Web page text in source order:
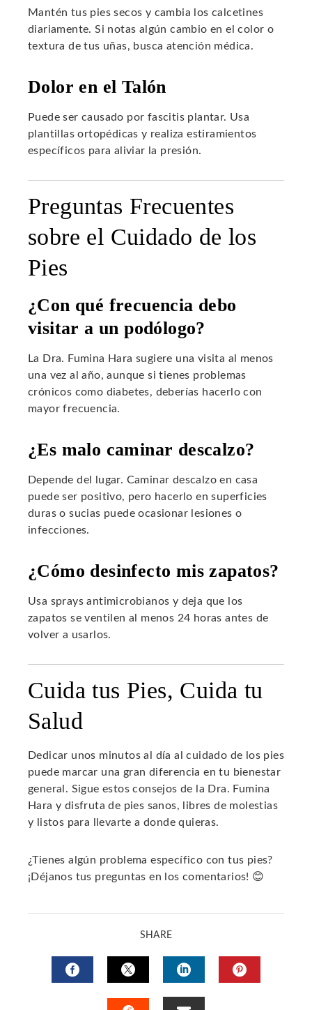
Mantén tus pies secos y cambia los calcetines
diariamente. Si notas algún cambio en el color o
textura de tus uñas, busca atención médica.
Dolor en el Talón
Puede ser causado por fascitis plantar. Usa
plantillas ortopédicas y realiza estiramientos
específicos para aliviar la presión.
Preguntas Frecuentes
sobre el Cuidado de los
Pies
¿Con qué frecuencia debo
visitar a un podólogo?
La Dra. Fumina Hara sugiere una visita al menos
una vez al año, aunque si tienes problemas
crónicos como diabetes, deberías hacerlo con
mayor frecuencia.
¿Es malo caminar descalzo?
Depende del lugar. Caminar descalzo en casa
puede ser positivo, pero hacerlo en superficies
duras o sucias puede ocasionar lesiones o
infecciones.
¿Cómo desinfecto mis zapatos?
Usa sprays antimicrobianos y deja que los
zapatos se ventilen al menos 24 horas antes de
volver a usarlos.
Cuida tus Pies, Cuida tu
Salud
Dedicar unos minutos al día al cuidado de los pies
puede marcar una gran diferencia en tu bienestar
general. Sigue estos consejos de la Dra. Fumina
Hara y disfruta de pies sanos, libres de molestias
y listos para llevarte a donde quieras.
¿Tienes algún problema específico con tus pies?
¡Déjanos tus preguntas en los comentarios! 😊
SHARE
FACEBOOKTWITTERLINKEDIN